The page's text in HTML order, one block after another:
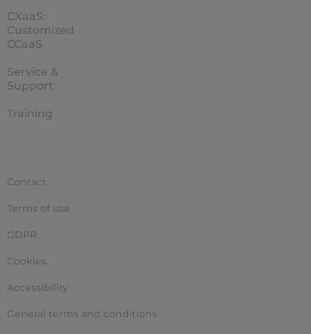
CXaaS:
Customized
CCaaS
Service &
Support
Training
Contact
Terms of use
GDPR
Cookies
Accessibility
General terms and conditions